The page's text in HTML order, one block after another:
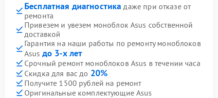
Бесплатная диагностика даже при отказе от
ремонта
Привезем и увезем моноблок Asus собственной
доставкой
Гарантия на наши работы по ремонту моноблоков
Asus до 3-х лет
Срочный ремонт моноблоков Asus в течении часа
Скидка для вас до 20%
Получите 1500 рублей на ремонт
Оригинальные комплектующие Asus